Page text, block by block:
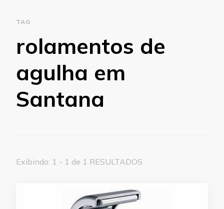
TAG
rolamentos de
agulha em
Santana
Exibindo: 1 - 1 de 1 RESULTADOS